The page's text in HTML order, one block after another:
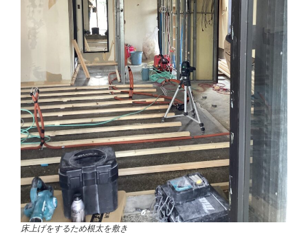
床上げをするため根太を敷き